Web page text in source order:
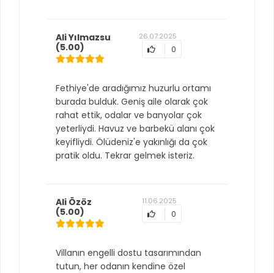
Ali Yılmazsu
(5.00)
26.07.2025
0
Fethiye'de aradığımız huzurlu ortamı
burada bulduk. Geniş aile olarak çok
rahat ettik, odalar ve banyolar çok
yeterliydi. Havuz ve barbekü alanı çok
keyifliydi. Ölüdeniz'e yakınlığı da çok
pratik oldu. Tekrar gelmek isteriz.
Ali Özöz
(5.00)
11.06.2025
0
Villanın engelli dostu tasarımından
tutun, her odanın kendine özel